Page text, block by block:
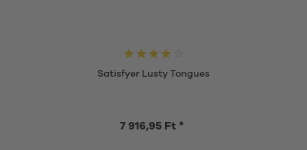
Satisfyer Lusty Tongues
7 916,95 Ft *